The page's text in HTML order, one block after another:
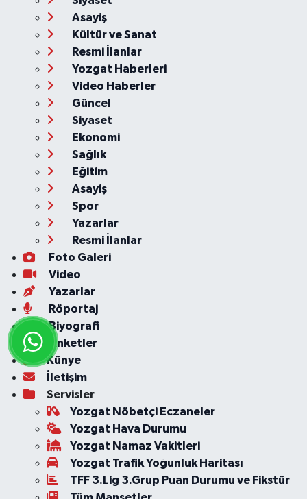
Asayiş
Kültür ve Sanat
Resmi İlanlar
Yozgat Haberleri
Video Haberler
Güncel
Siyaset
Ekonomi
Sağlık
Eğitim
Asayiş
Spor
Yazarlar
Resmi İlanlar
Foto Galeri
Video
Yazarlar
Röportaj
Biyografi
Anketler
Künye
İletişim
Servisler
Yozgat Nöbetçi Eczaneler
Yozgat Hava Durumu
Yozgat Namaz Vakitleri
Yozgat Trafik Yoğunluk Haritası
TFF 3.Lig 3.Grup Puan Durumu ve Fikstür